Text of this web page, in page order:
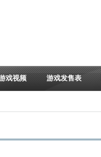
戏视频 游戏发售表